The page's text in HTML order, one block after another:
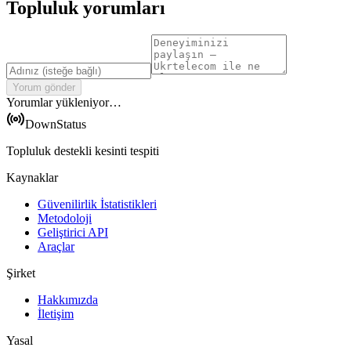
Topluluk yorumları
Yorum gönder
Yorumlar yükleniyor…
DownStatus
Topluluk destekli kesinti tespiti
Kaynaklar
Güvenilirlik İstatistikleri
Metodoloji
Geliştirici API
Araçlar
Şirket
Hakkımızda
İletişim
Yasal